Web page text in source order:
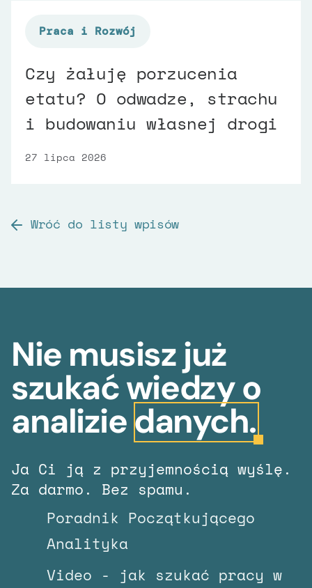
Praca i Rozwój
Czy żałuję porzucenia
etatu? O odwadze, strachu
i budowaniu własnej drogi
27 lipca 2026
Wróć do listy wpisów
Nie musisz już
szukać wiedzy o
analiziedanych.
Ja Ci ją z przyjemnością wyślę.
Za darmo. Bez spamu.
Poradnik Początkującego
Analityka
Video - jak szukać pracy w